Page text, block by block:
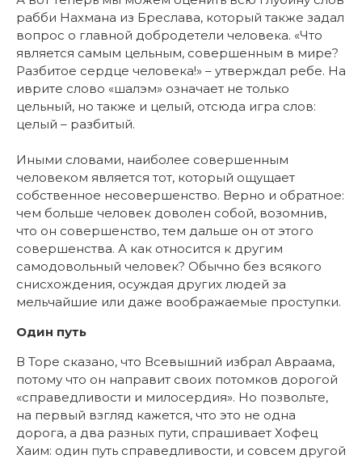
рабби Нахмана из Бреслава, который также задал
вопрос о главной добродетели человека. «Что
является самым цельным, совершенным в мире?
Разбитое сердце человека!» – утверждал ребе. На
иврите слово «шалэм» означает не только
цельный, но также и целый, отсюда игра слов:
целый – разбитый.
Иными словами, наиболее совершенным
человеком является тот, который ощущает
собственное несовершенство. Верно и обратное:
чем больше человек доволен собой, возомнив,
что он совершенство, тем дальше он от этого
совершенства. А как относится к другим
самодовольный человек? Обычно без всякого
снисхождения, осуждая других людей за
мельчайшие или даже воображаемые проступки.
Один путь
В Торе сказано, что Всевышний избрал Авраама,
потому что он направит своих потомков дорогой
«справедливости и милосердия». Но позвольте,
на первый взгляд кажется, что это не одна
дорога, а два разных пути, спрашивает Хофец
Хаим: один путь справедливости, и совсем другой